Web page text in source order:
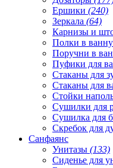
Ершики (240)
Зеркала (64)
Карнизы и
Полки в
Поручни в
Пуфики для
Стаканы для
Стаканы для
Стойки
Сушилки для
Сушилка для
Скребок для
Санфаянс
Унитазы (133)
Сиденье для